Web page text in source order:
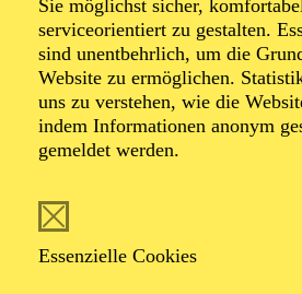
Sie möglichst sicher,
serviceorientiert zu gestalten.
sind unentbehrlich, um die
Website zu ermöglichen.
uns zu verstehen, wie die
indem Informationen anonym
gemeldet werden.
Essenzielle Cookies
A Cuban
Veranstalter: Pro Arte